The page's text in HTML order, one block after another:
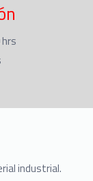
industrial.